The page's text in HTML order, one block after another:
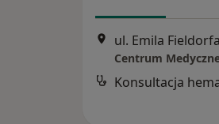
ul. Emila
Konsultacja